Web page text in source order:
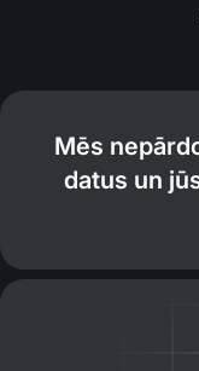
Mēs
datus un